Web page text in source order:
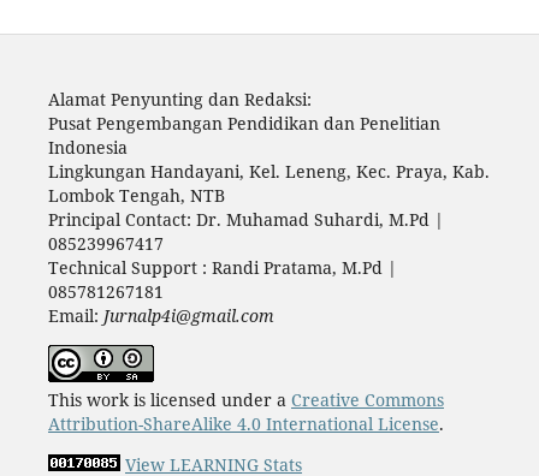
Alamat Penyunting dan Redaksi:
Pusat Pengembangan Pendidikan dan Penelitian
Indonesia
Lingkungan Handayani, Kel. Leneng, Kec. Praya, Kab.
Lombok Tengah, NTB
Principal Contact: Dr. Muhamad Suhardi, M.Pd |
085239967417
Technical Support : Randi Pratama, M.Pd |
085781267181
Email: Jurnalp4i@gmail.com
This work is licensed under a Creative Commons
Attribution-ShareAlike 4.0 International License.
View LEARNING Stats